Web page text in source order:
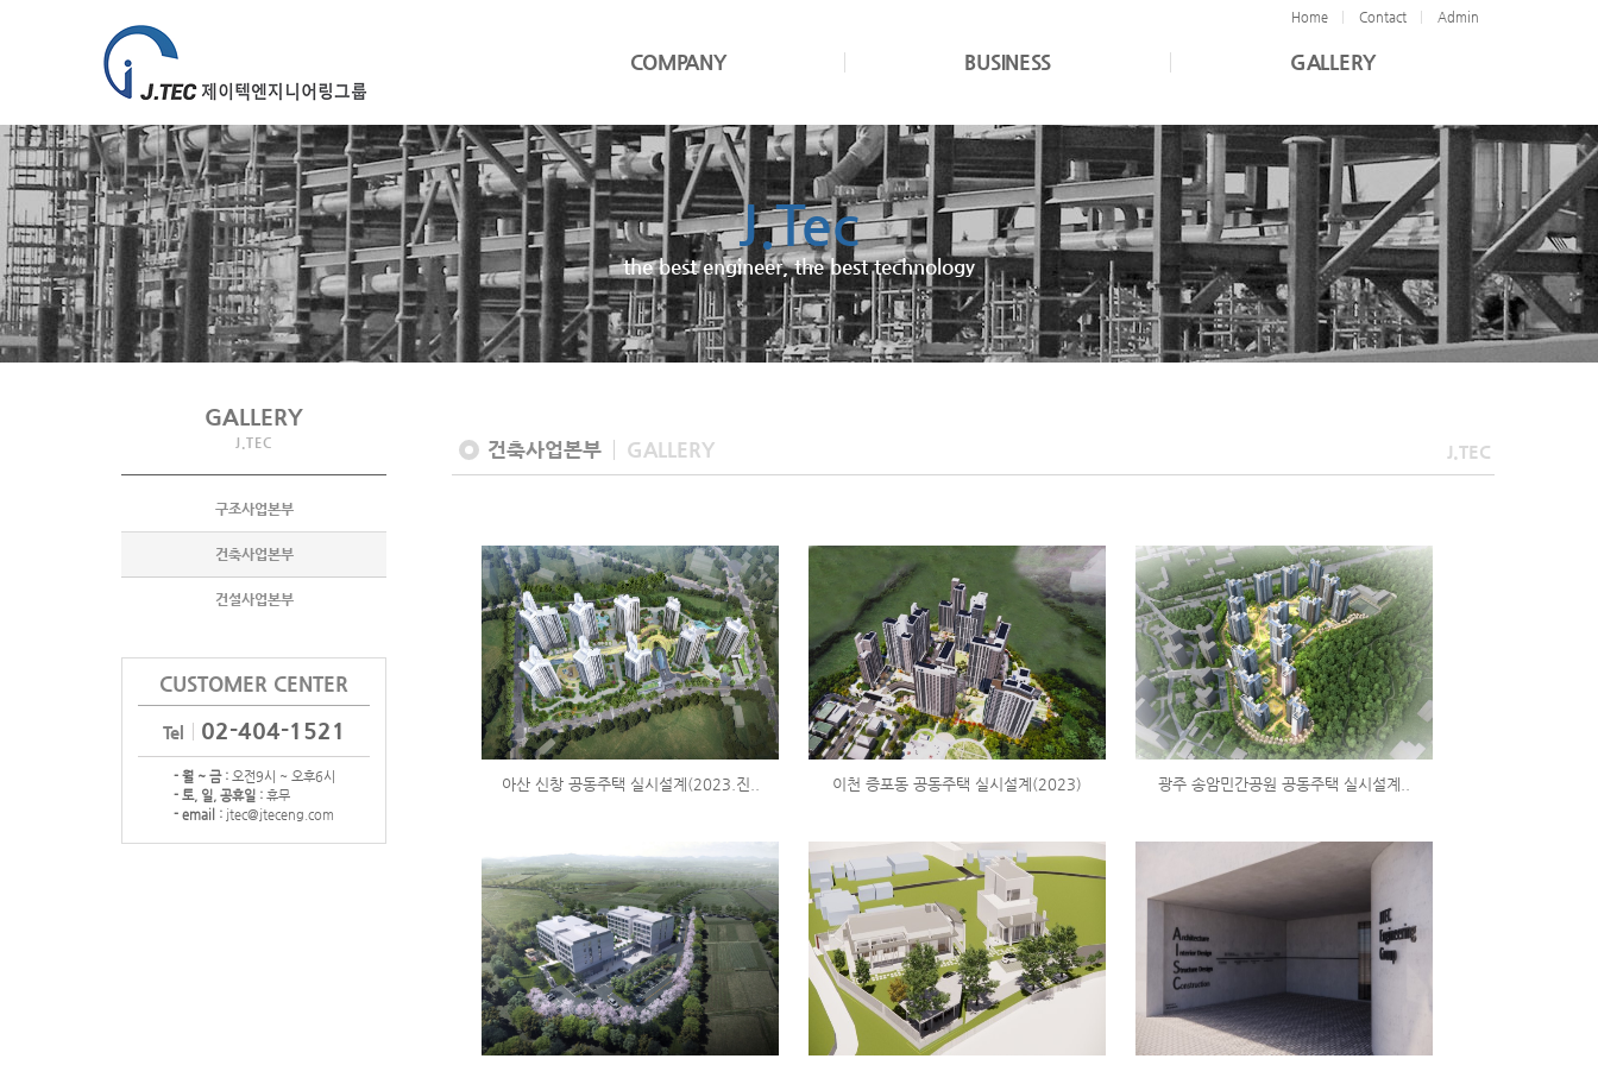
Home Contact Admin
COMPANY BUSINESS GALLERY
J.Tec
the best engineer, the best technology
JND
We cultivate design excellence
GALLERY
J.TEC
구조사업본부
건축사업본부
건설사업본부
CUSTOMER CENTER
Tel 02-404-1521
- 월 ~ 금 :오전9시 ~ 오후6시
- 토, 일, 공휴일 :휴무
- email :jtec@jteceng.com
건축사업본부 GALLERY J.TEC
아산 신창 공동주택 실시설계(2023.진.. 이천 증포동 공동주택 실시설계(2023) 광주 송암민간공원 공동주택 실시설계..